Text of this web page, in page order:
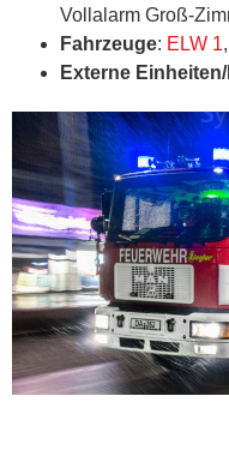
Vollalarm Groß-
Fahrzeuge: ELW 1,
Externe